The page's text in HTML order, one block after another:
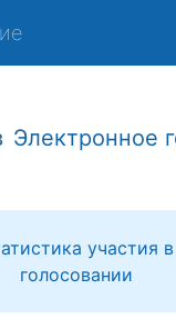
Электронное
участия в
голосовании